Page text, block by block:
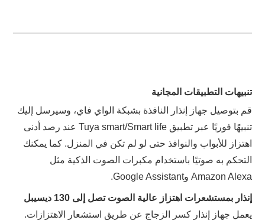
تنبيهات التطبيقات المجانية
قم بتوصيل جهاز إنذار النافذة بشبكة الواي فاي، وسيرسل إليك
تنبيهًا فوريًا عبر تطبيق Tuya smart/Smart life عند رصد أدنى
اهتزاز للأبواب والنوافذ حتى لو لم تكن في المنزل. كما يمكنك
التحكم به صوتيًا باستخدام مكبرات الصوت الذكية مثل
Amazon Alexa وGoogle Assistant.
إنذار بمستشعرات اهتزاز عالية الصوت تصل إلى 130 ديسيبل
يعمل جهاز إنذار كسر الزجاج عن طريق استشعار الاهتزازات.